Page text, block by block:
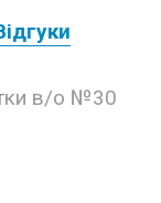
в/о №30